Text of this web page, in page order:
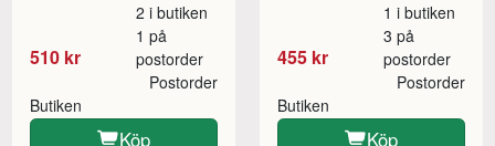
510 kr
2 i butiken
1 på
postorder
Butiken
Postorder
Köp
455 kr
1 i butiken
3 på
postorder
Butiken
Postorder
Köp